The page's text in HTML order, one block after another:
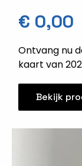
€ 0,00
Ontvang nu
kaart van
Bekijk